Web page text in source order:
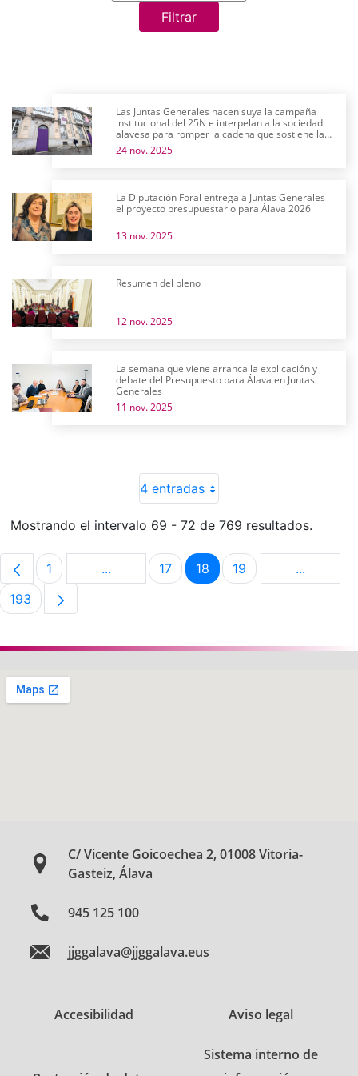
Filtrar
Las Juntas Generales hacen suya la campaña
institucional del 25N e interpelan a la sociedad
alavesa para romper la cadena que sostiene la
violencia machista
24 nov. 2025
La Diputación Foral entrega a Juntas Generales
el proyecto presupuestario para Álava 2026
13 nov. 2025
Resumen del pleno
12 nov. 2025
La semana que viene arranca la explicación y
debate del Presupuesto para Álava en Juntas
Generales
11 nov. 2025
4 entradas
Mostrando el intervalo 69 - 72 de 769 resultados.
Página
1 ...Páginas intermedias Use TAB para
Página
17 Página
18 Página
19 ...Páginas
Página
193
C/ Vicente Goicoechea 2, 01008 Vitoria-
Gasteiz, Álava
945 125 100
jjggalava@jjggalava.eus
Accesibilidad Aviso legal
Sistema interno de